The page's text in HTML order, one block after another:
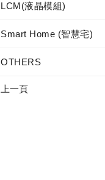
LCM(液晶模組)
Smart Home (智慧宅)
OTHERS
上一頁